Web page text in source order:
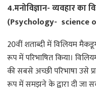
4.मनोविज्ञान- व्यवहार का
(Psychology- science
20वीं शताब्दी में विलियम
रूप में परिभाषित किया।
की सबसे अच्छी परिभाषा उसे
रूप में समझने के द्वारा दी जा